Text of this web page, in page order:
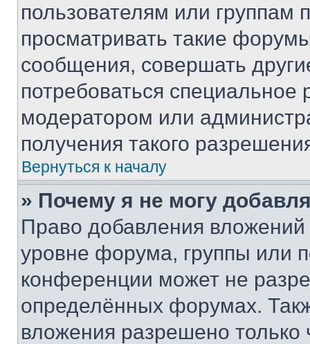
пользователям или группам
просматривать такие
сообщения, совершать
потребоваться
модератором или
получения такого
Вернуться к началу
» Почему я не могу
Право добавления
уровне форума, группы или
конференции может не
определённых форумах.
вложения разрешено